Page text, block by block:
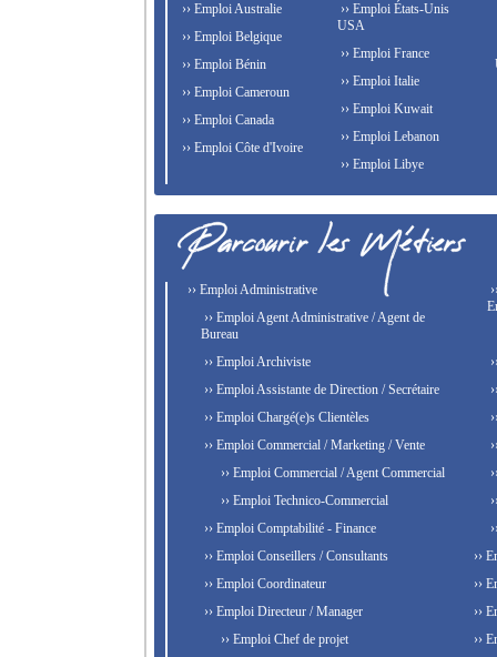
›› Emploi Australie
›› Emploi Belgique
›› Emploi Bénin
›› Emploi Cameroun
›› Emploi Canada
›› Emploi Côte d'Ivoire
›› Emploi États-Unis
USA
›› Emploi France
›› Emploi Italie
›› Emploi Kuwait
›› Emploi Lebanon
›› Emploi Libye
›› Emploi Administrative
›› Emploi Agent Administrative / Agent de
Bureau
›› Emploi Archiviste
›› Emploi Assistante de Direction / Secrétaire
›› Emploi Chargé(e)s Clientèles
›› Emploi Commercial / Marketing / Vente
›› Emploi Commercial / Agent Commercial
›› Emploi Technico-Commercial
›› Emploi Comptabilité - Finance
›› Emploi Conseillers / Consultants
›› Emploi Coordinateur
›› Emploi Directeur / Manager
›› Emploi Chef de projet
››
››
››
››